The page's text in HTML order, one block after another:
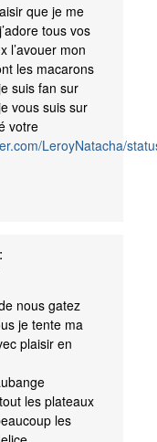
que je me
tous vos
l’avouer mon
les macarons
suis fan sur
vous suis sur
votre
LeroyNatacha/
nous gatez
je tente ma
plaisir en
les plateaux
les